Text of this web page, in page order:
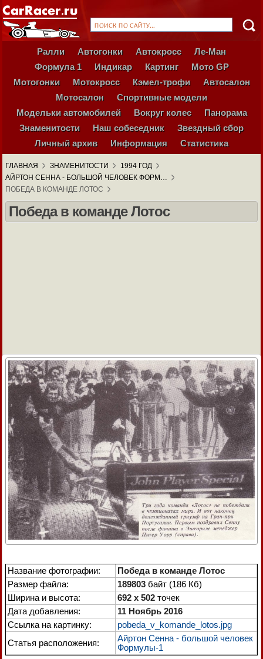
Ралли Автогонки Автокросс
Ле-Ман
Формула 1
Индикар Картинг
Мото GP
Мотогонки
Мотокросс Кэмел-трофи
Автосалон
Мотосалон
Спортивные модели
Модельки автомобилей
Вокруг колес
Панорама
Знаменитости
Наш собеседник
Звездный сбор
Личный архив
Информация Статистика
ГЛАВНАЯ ЗНАМЕНИТОСТИ
1994 ГОД
АЙРТОН СЕННА - БОЛЬШОЙ ЧЕЛОВЕК ФОРМ…
ПОБЕДА В КОМАНДЕ ЛОТОС
Победа в команде Лотос
Название фотографии:
Победа в команде Лотос
Размер файла:
189803 байт (186 Кб)
Ширина и высота:
692 x 502 точек
Дата добавления:
11 Ноябрь 2016
Ссылка на картинку:
pobeda_v_komande_lotos.jpg
Статья расположения:
Айртон Сенна - большой человек
Формулы-1